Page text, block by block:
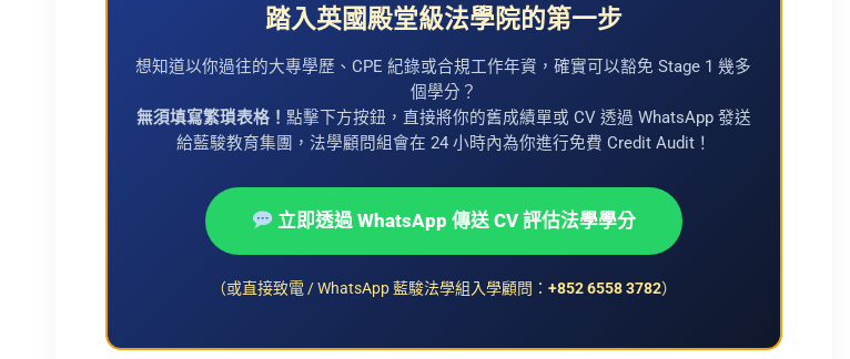
踏入英國殿堂級法學院的第一步
想知道以你過往的大專學歷、CPE 紀錄或合規工作年資，確實可以豁免 Stage 1 幾多
個學分？
無須填寫繁瑣表格！ 點擊下方按鈕，直接將你的舊成績單或 CV 透過 WhatsApp 發送
給藍駿教育集團，法學顧問組會在 24 小時內為你進行免費 Credit Audit！
立即透過 WhatsApp 傳送 CV 評估法學學分
（或直接致電 / WhatsApp 藍駿法學組入學顧問： +852 6558 3782）